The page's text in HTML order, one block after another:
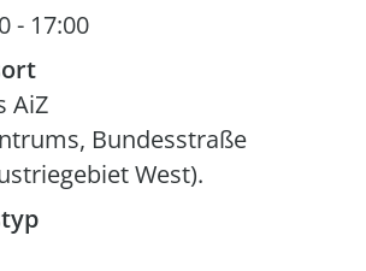
- 17:00
AiZ
Bundesstraße
West).